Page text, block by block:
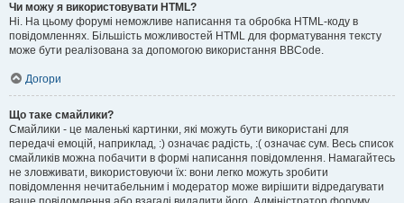
Чи можу я використовувати HTML?
Ні. На цьому форумі неможливе написання та обробка HTML-коду в
повідомленнях. Більшість можливостей HTML для форматування тексту
може бути реалізована за допомогою використання BBCode.
Догори
Що таке смайлики?
Смайлики - це маленькі картинки, які можуть бути використані для
передачі емоцій, наприклад, :) означає радість, :( означає сум. Весь список
смайликів можна побачити в формі написання повідомлення. Намагайтесь
не зловживати, використовуючи їх: вони легко можуть зробити
повідомлення нечитабельним і модератор може вирішити відредагувати